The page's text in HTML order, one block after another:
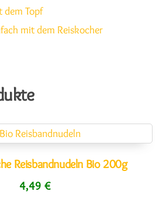
dem Topf
mit dem Reiskocher
Reisbandnudeln Bio 200g
4,49 €